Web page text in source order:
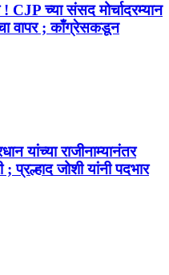
CJP च्या संसद मोर्चादरम्यान
वापर ; काँग्रेसकडून
यांच्या राजीनाम्यानंतर
प्रल्हाद जोशी यांनी पदभार